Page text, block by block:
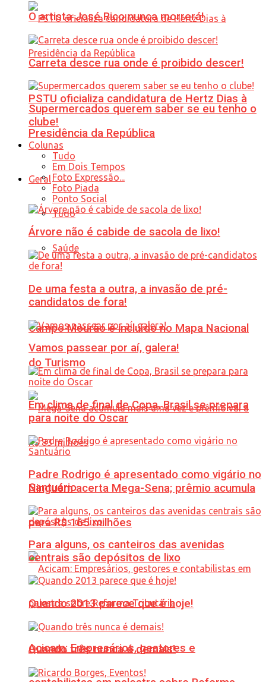
PSTU oficializa candidatura de Hertz Dias à
Presidência da República
Geral
Tudo
Saúde
Campo Mourão é incluído no Mapa Nacional
do Turismo
Ninguém acerta Mega-Sena; prêmio acumula
para R$ 165 milhões
Acicam: Empresários, gestores e
O artista José Rico nunca morrerá!
Carreta desce rua onde é proibido descer!
Supermercados querem saber se eu tenho o
clube!
Colunas
Tudo
Em Dois Tempos
Foto Expressão...
Foto Piada
Ponto Social
Árvore não é cabide de sacola de lixo!
De uma festa a outra, a invasão de pré-
candidatos de fora!
Vamos passear por aí, galera!
Em clima de final de Copa, Brasil se prepara
para noite do Oscar
Padre Rodrigo é apresentado como vigário no
Santuário
Para alguns, os canteiros das avenidas
centrais são depósitos de lixo
Quando 2013 parece que é hoje!
Quando três nunca é demais!